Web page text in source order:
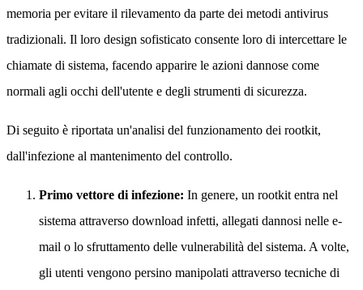
memoria per evitare il rilevamento da parte dei metodi antivirus
tradizionali. Il loro design sofisticato consente loro di intercettare le
chiamate di sistema, facendo apparire le azioni dannose come
normali agli occhi dell'utente e degli strumenti di sicurezza.
Di seguito è riportata un'analisi del funzionamento dei rootkit,
dall'infezione al mantenimento del controllo.
Primo vettore di infezione: In genere, un rootkit entra nel
sistema attraverso download infetti, allegati dannosi nelle e-
mail o lo sfruttamento delle vulnerabilità del sistema. A volte,
gli utenti vengono persino manipolati attraverso tecniche di